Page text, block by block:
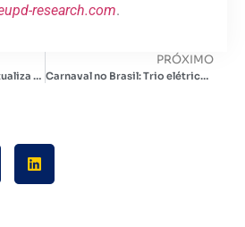
research.com.
Área técnica da Aneel atualiza propostas para regulação de Sistemas de Armazenamento de Energia
PRÓXIMO
Carnaval no Brasil: Trio elétrico emprega sistema híbrido e armazenamento